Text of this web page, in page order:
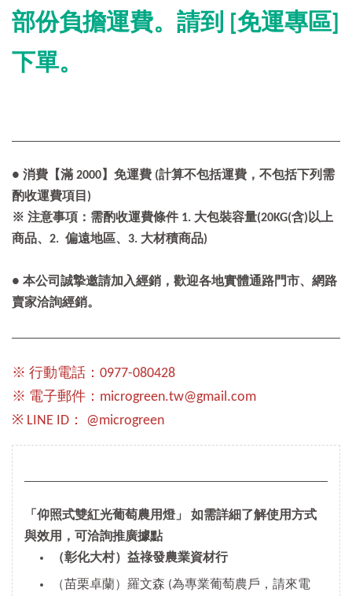
部份負擔運費。請到 [免運專區]
下單。
● 消費【滿 2000】免運費 (計算不包括運費，不包括下列需
酌收運費項目)
※ 注意事項：需酌收運費條件 1. 大包裝容量(20KG(含)以上
商品、2. 偏遠地區、3. 大材積商品)
● 本公司誠摯邀請加入經銷，歡迎各地實體通路門市、網路
賣家洽詢經銷。
※ 行動電話：0977-080428
※ 電子郵件：microgreen.tw@gmail.com
※ LINE ID： @microgreen
「仰照式雙紅光葡萄農用燈」 如需詳細了解使用方式
與效用，可洽詢推廣據點
（彰化大村）益祿發農業資材行
（苗栗卓蘭）羅文森 (為專業葡萄農戶，請來電